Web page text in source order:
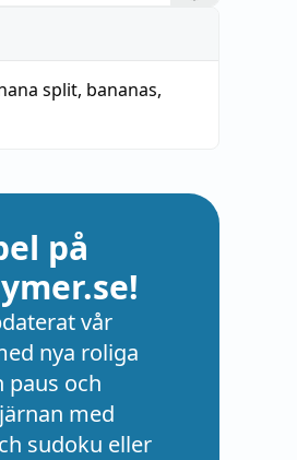
split, bananas,
på
vår
nya roliga
paus och
med
sudoku eller